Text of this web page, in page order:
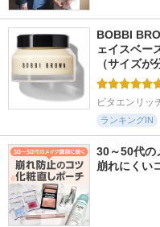
BOBBI
ェイスベー
（サイズ
ビタエンリッ
ランキングIN
30～50代の
崩れにくい